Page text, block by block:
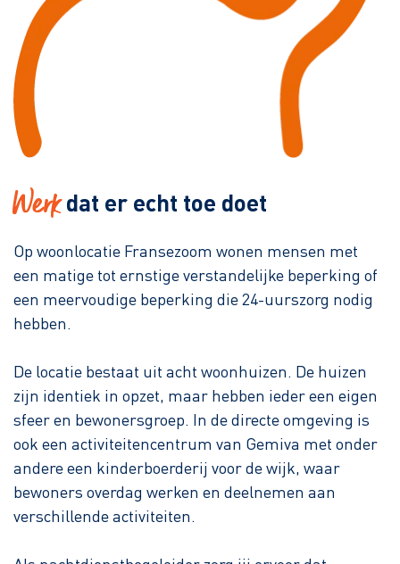
Werkdat er echt toe doet
Op woonlocatie Fransezoom wonen mensen met
een matige tot ernstige verstandelijke beperking of
een meervoudige beperking die 24-uurszorg nodig
hebben.
De locatie bestaat uit acht woonhuizen. De huizen
zijn identiek in opzet, maar hebben ieder een eigen
sfeer en bewonersgroep. In de directe omgeving is
ook een activiteitencentrum van Gemiva met onder
andere een kinderboerderij voor de wijk, waar
bewoners overdag werken en deelnemen aan
verschillende activiteiten.